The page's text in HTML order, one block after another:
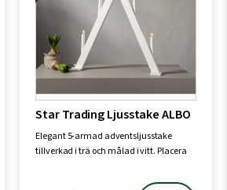
Star Trading Ljusstake ALBO
Elegant 5-armad adventsljusstake
tillverkad i trä och målad i vitt. Placera